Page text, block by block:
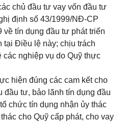
chủ đầu tư vay vốn đầu tư
định số 43/1999/NĐ-CP
về tín dụng đầu tư phát triển
Điều lệ này; chịu trách
nghiệp vụ do Quỹ thực
hiện đúng các cam kết cho
đầu tư, bảo lãnh tín dụng đầu
chức tín dụng nhận ủy thác
cho Quỹ cấp phát, cho vay